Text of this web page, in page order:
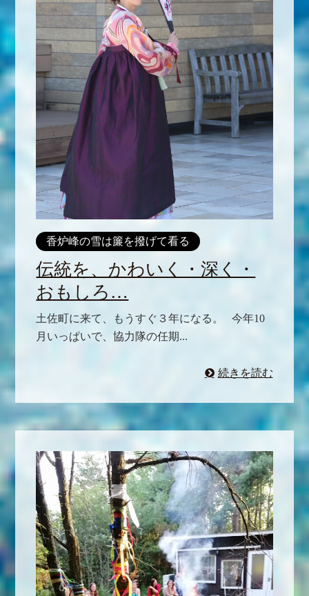
香炉峰の雪は簾を撥げて看る
伝統を、かわいく・深く・
おもしろ…
土佐町に来て、もうすぐ３年になる。 今年10
月いっぱいで、協力隊の任期...
続きを読む